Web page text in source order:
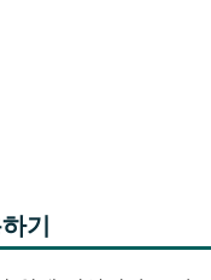
기